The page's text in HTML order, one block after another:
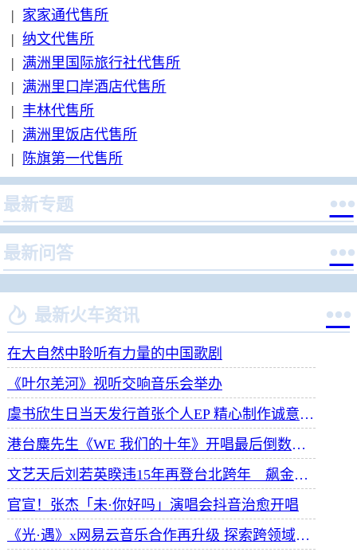
| 家家通代售所
| 纳文代售所
| 满洲里国际旅行社代售所
| 满洲里口岸酒店代售所
| 丰林代售所
| 满洲里饭店代售所
|
陈旗第一代售所
最新专题 
最新问答 
 最新火车资讯 
在大自然中聆听有力量的中国歌剧
《叶尔羌河》视听交响音乐会举办
虞书欣生日当天发行首张个人EP 精心制作诚意满满
港台麋先生《WE 我们的十年》开唱最后倒数 惊喜释出10周年纪念单曲宠粉
文艺天后刘若英睽违15年再登台北跨年 飙金嗓演唱经典招牌歌掀回忆杀
官宣！张杰「未·你好吗」演唱会抖音治愈开唱
《光·遇》x网易云音乐合作再升级 探索跨领域社交新体验